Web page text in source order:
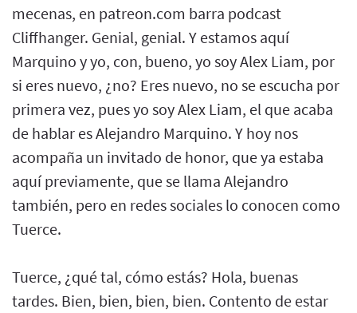
mecenas, en patreon.com barra podcast
Cliffhanger. Genial, genial. Y estamos aquí
Marquino y yo, con, bueno, yo soy Alex Liam, por
si eres nuevo, ¿no? Eres nuevo, no se escucha por
primera vez, pues yo soy Alex Liam, el que acaba
de hablar es Alejandro Marquino. Y hoy nos
acompaña un invitado de honor, que ya estaba
aquí previamente, que se llama Alejandro
también, pero en redes sociales lo conocen como
Tuerce.
Tuerce, ¿qué tal, cómo estás? Hola, buenas
tardes. Bien, bien, bien, bien. Contento de estar